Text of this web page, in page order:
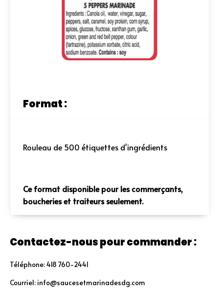
Format :
Rouleau de 500 étiquettes d'ingrédients
Ce format disponible pour les commerçants,
boucheries et traiteurs seulement.
Contactez-nous pour commander :
Téléphone: 418 760-2441
Courriel: info@saucesetmarinadesdg.com